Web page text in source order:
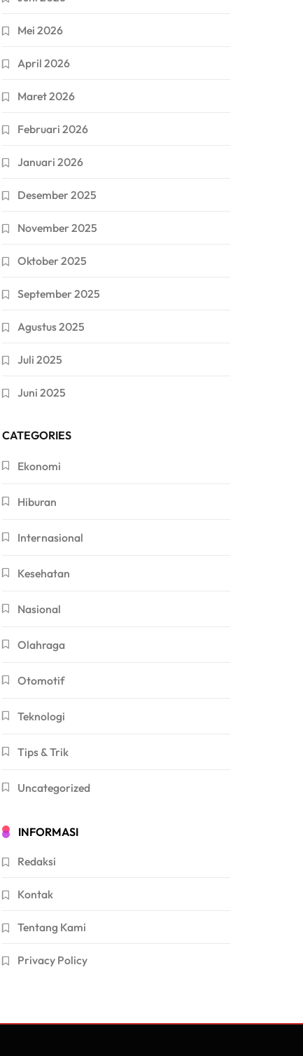
Mei 2026
April 2026
Maret 2026
Februari 2026
Januari 2026
Desember 2025
November 2025
Oktober 2025
September 2025
Agustus 2025
Juli 2025
Juni 2025
CATEGORIES
Ekonomi
Hiburan
Internasional
Kesehatan
Nasional
Olahraga
Otomotif
Teknologi
Tips & Trik
Uncategorized
INFORMASI
Redaksi
Kontak
Tentang Kami
Privacy Policy